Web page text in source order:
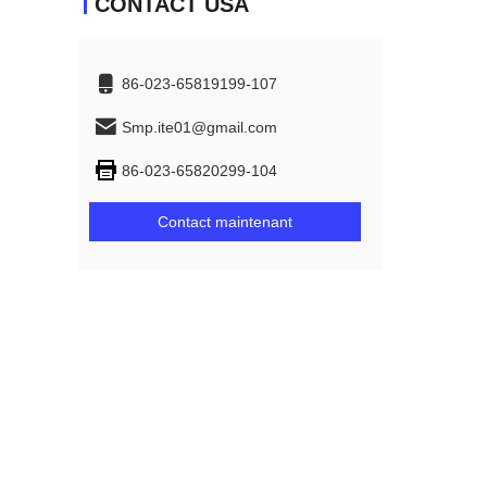
86-023-65819199-107
Smp.ite01@gmail.com
86-023-65820299-104
Contact maintenant